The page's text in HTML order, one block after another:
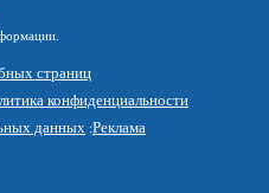
страниц
конфиденциальности
данных Реклама